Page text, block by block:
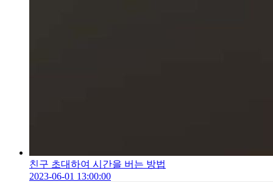
친구 초대하여 시간을 버는 방법
2023-06-01 13:00:00